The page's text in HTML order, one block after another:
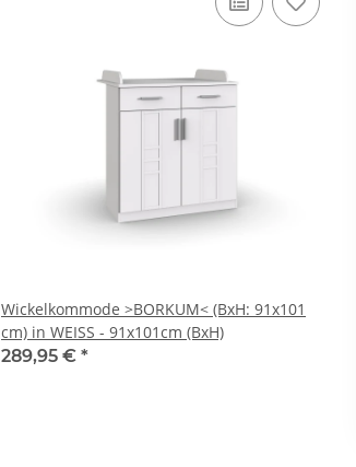
Wickelkommode >BORKUM< (BxH: 91x101
cm) in WEISS - 91x101cm (BxH)
289,95 € *